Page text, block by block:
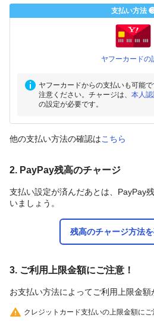
支払い方法
ヤフーカードの
ヤフーカードからの支払いも可能で
注意ください。チャージは、 本人認
の設定が必要です。
他の支払い方法の確認はこちら
2. PayPay残高のチャージ
支払い設定が済んだあとは、PayPay
いましょう。
残高のチャージ方法
3. ご利用上限金額にご注意！
お支払い方法によってご利用上限金額
クレジットカード支払いの上限金額にご